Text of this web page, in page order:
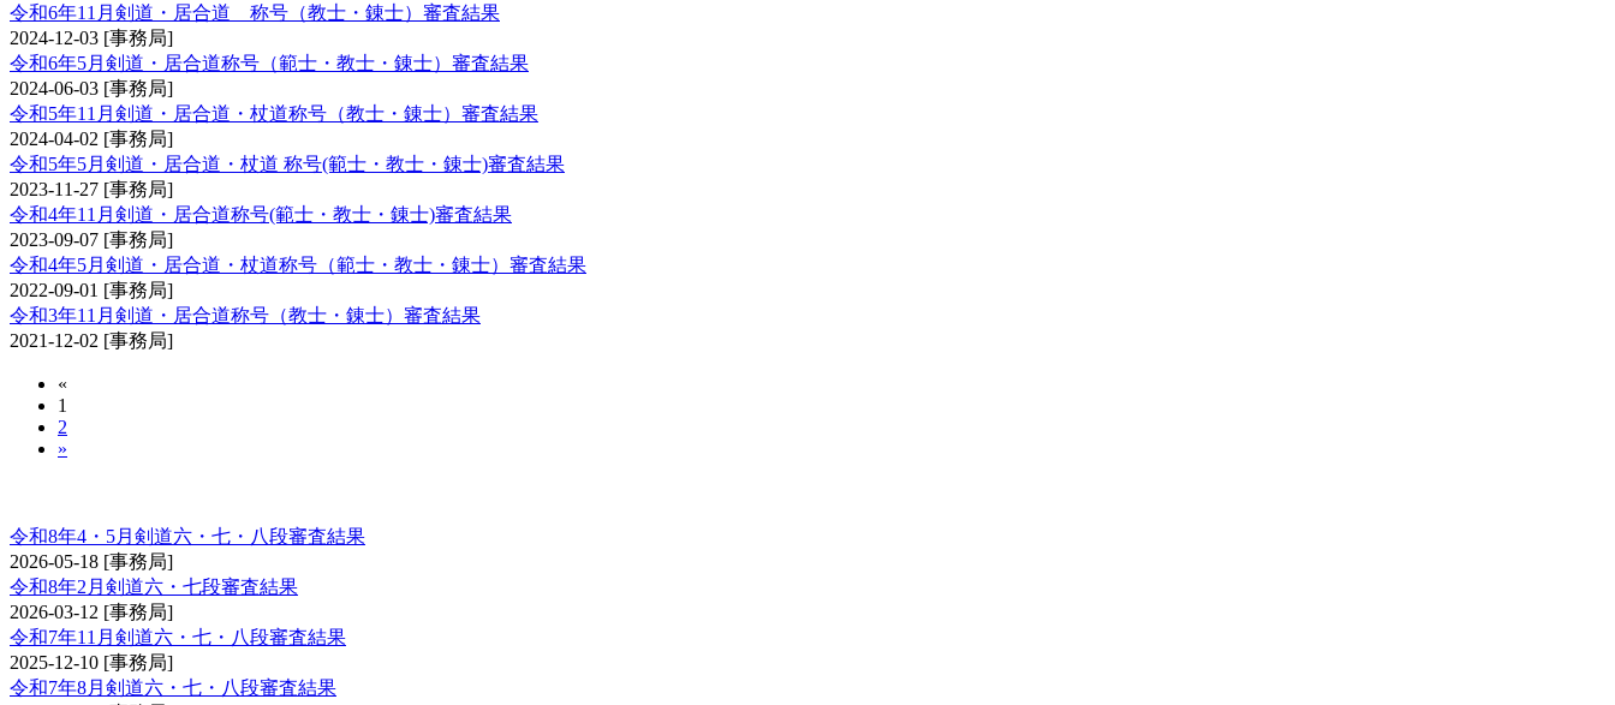
令和6年11月剣道・居合道 称号（教士・錬士）審査結果
2024-12-03 [事務局]
令和6年5月剣道・居合道称号（範士・教士・錬士）審査結果
2024-06-03 [事務局]
令和5年11月剣道・居合道・杖道称号（教士・錬士）審査結果
2024-04-02 [事務局]
令和5年5月剣道・居合道・杖道 称号(範士・教士・錬士)審査結果
2023-11-27 [事務局]
令和4年11月剣道・居合道称号(範士・教士・錬士)審査結果
2023-09-07 [事務局]
令和4年5月剣道・居合道・杖道称号（範士・教士・錬士）審査結果
2022-09-01 [事務局]
令和3年11月剣道・居合道称号（教士・錬士）審査結果
2021-12-02 [事務局]
«
1
2
»
令和8年4・5月剣道六・七・八段審査結果
2026-05-18 [事務局]
令和8年2月剣道六・七段審査結果
2026-03-12 [事務局]
令和7年11月剣道六・七・八段審査結果
2025-12-10 [事務局]
令和7年8月剣道六・七・八段審査結果